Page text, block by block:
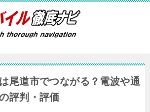
尾道市でつながる？電波や通
評判・評価